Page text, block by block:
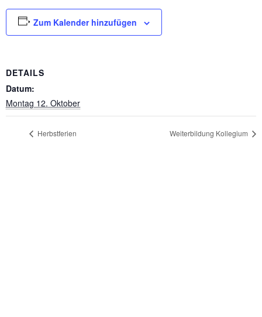
Zum Kalender hinzufügen
DETAILS
Datum:
Montag 12. Oktober
Herbstferien Weiterbildung Kollegium